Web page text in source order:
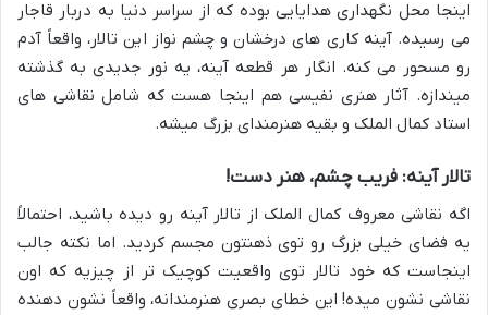
اینجا محل نگهداری هدایایی بوده که از سراسر دنیا به دربار قاجار
می رسیده. آینه کاری های درخشان و چشم نواز این تالار، واقعاً آدم
رو مسحور می کنه. انگار هر قطعه آینه، یه نور جدیدی به گذشته
میندازه. آثار هنری نفیسی هم اینجا هست که شامل نقاشی های
استاد کمال الملک و بقیه هنرمندای بزرگ میشه.
تالار آینه: فریب چشم، هنر دست!
اگه نقاشی معروف کمال الملک از تالار آینه رو دیده باشید، احتمالاً
یه فضای خیلی بزرگ رو توی ذهنتون مجسم کردید. اما نکته جالب
اینجاست که خود تالار توی واقعیت کوچیک تر از چیزیه که اون
نقاشی نشون میده! این خطای بصری هنرمندانه، واقعاً نشون دهنده